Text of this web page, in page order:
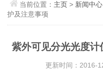
当前位置： 主页 > 新闻中心
护及注意事项
紫外可见分光光度
更新时间：2016-